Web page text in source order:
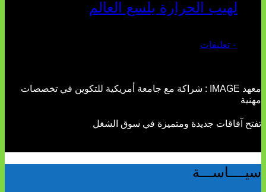
لهيب الحرارة يلسع العالم
٠ تعليقات
معهد IMAGE : شراكة مع جامعة أمريكية للتكوين في تخصصات
مهنية
تفتح آفاقات جديدة ومتميزة في سوق الشغل
سيــــاســـة